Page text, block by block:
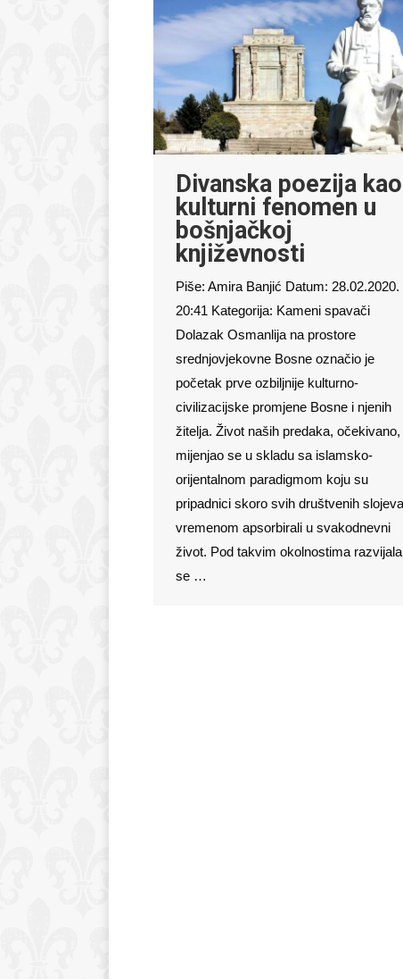
Divanska poezija kao
kulturni fenomen u
bošnjačkoj
književnosti
Piše: Amira Banjić Datum: 28.02.2020.
20:41 Kategorija: Kameni spavači
Dolazak Osmanlija na prostore
srednjovjekovne Bosne označio je
početak prve ozbiljnije kulturno-
civilizacijske promjene Bosne i njenih
žitelja. Život naših predaka, očekivano,
mijenjao se u skladu sa islamsko-
orijentalnom paradigmom koju su
pripadnici skoro svih društvenih slojeva
vremenom apsorbirali u svakodnevni
život. Pod takvim okolnostima razvijala
se …